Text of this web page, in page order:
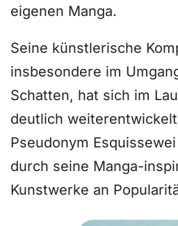
eigenen Manga.
Seine künstlerische
insbesondere im
Schatten, hat sich im
deutlich
Pseudonym
durch seine Manga-
Kunstwerke an